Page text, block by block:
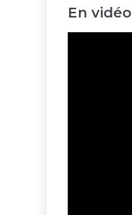
En vidéo